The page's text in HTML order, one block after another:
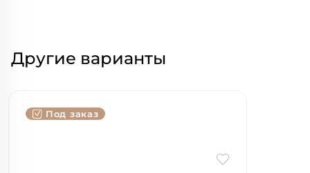
Другие варианты
Под заказ